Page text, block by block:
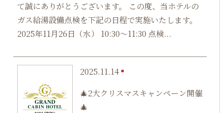
て誠にありがとうございます。 この度、当ホテルの
ガス給湯設備点検を下記の日程で実施いたします。
2025年11月26日（水） 10:30～11:30 点検...
2025.11.14
🎄2大クリスマスキャンペーン開催
🎄